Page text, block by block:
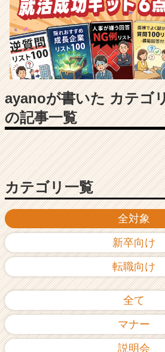
ャ
ー・
成
長
企
業
か
ら
ス
ウ
活
イ
チ
リ
（C
ayanoが書いた カテゴ
の記事一覧
全対象
新卒向け
転職向け
全て
マナー
説明会
カテゴリ一覧